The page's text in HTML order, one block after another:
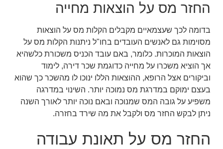
החזר מס על הוצאות מחייה
בדומה לכך שעצמאיים מקבלים הקלות מס על הוצאות
מסוימות גם לאנשים העובדים בחו"ל ניתנות הקלות מס על
הוצאות המוכרות. כלומר, באם עובד הכניס משכורת כלשהיא
אך הוציא משכרו על מחייה כדוגמת שכר דירה, לימוד
וביקורים אצל הרופא, ההוצאות הללו ינוכו לו מהשכר כך שהוא
בעצם ימוקם במדרגת מס נמוכה יותר. השינוי במדרגה
משפיע על גובה המס שמנוכה ובאם נוכה יותר לאורך השנה
ניתן לבקש החזר מס ולקבל את מה שירד בחזרה.
החזר מס על תאונת עבודה